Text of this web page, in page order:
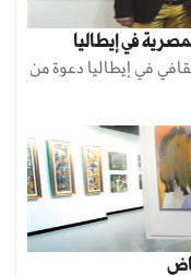
في إيطاليا
في إيطاليا دعوة من